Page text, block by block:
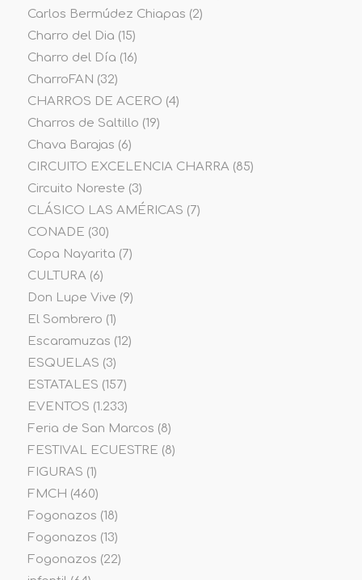
Carlos Bermúdez Chiapas (2)
Charro del Dia (15)
Charro del Día (16)
CharroFAN (32)
CHARROS DE ACERO (4)
Charros de Saltillo (19)
Chava Barajas (6)
CIRCUITO EXCELENCIA CHARRA(85)
Circuito Noreste (3)
CLÁSICO LAS AMÉRICAS (7)
CONADE (30)
Copa Nayarita (7)
CULTURA(6)
Don Lupe Vive (9)
El Sombrero (1)
Escaramuzas (12)
ESQUELAS (3)
ESTATALES (157)
EVENTOS (1.233)
Feria de San Marcos (8)
FESTIVAL ECUESTRE (8)
FIGURAS (1)
FMCH (460)
Fogonazos (18)
Fogonazos (13)
Fogonazos (22)